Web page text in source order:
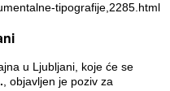
tipografije,2285.html
u Ljubljani, koje će se
, objavljen je poziv za